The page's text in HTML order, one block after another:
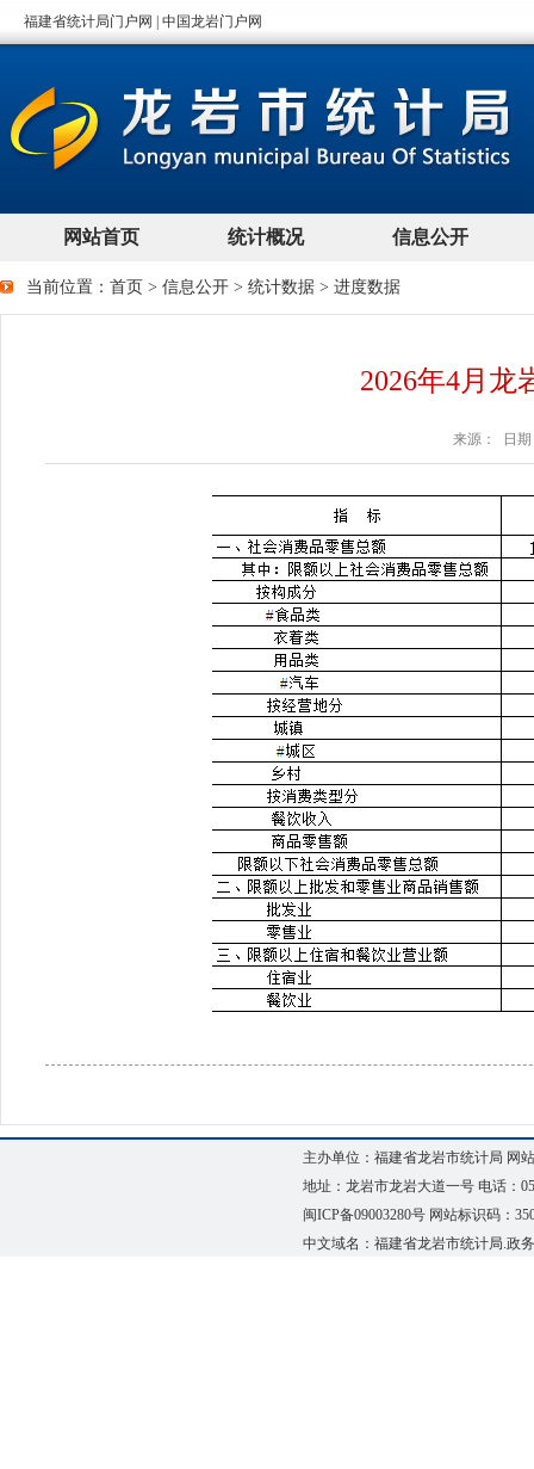
当前位置： 首页 > 信息公开 > 统计数据 > 进度数据
2026年4月龙
来源： 日期